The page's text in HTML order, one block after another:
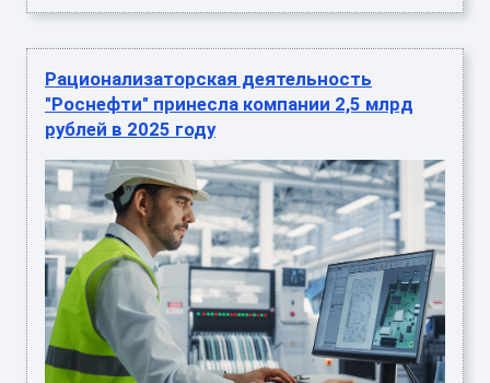
Рационализаторская деятельность
"Роснефти" принесла компании 2,5 млрд
рублей в 2025 году